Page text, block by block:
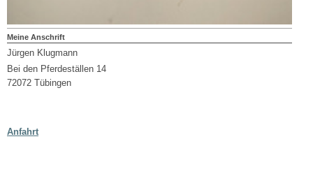
Meine Anschrift
Jürgen Klugmann
Bei den Pferdeställen 14
72072 Tübingen
Anfahrt